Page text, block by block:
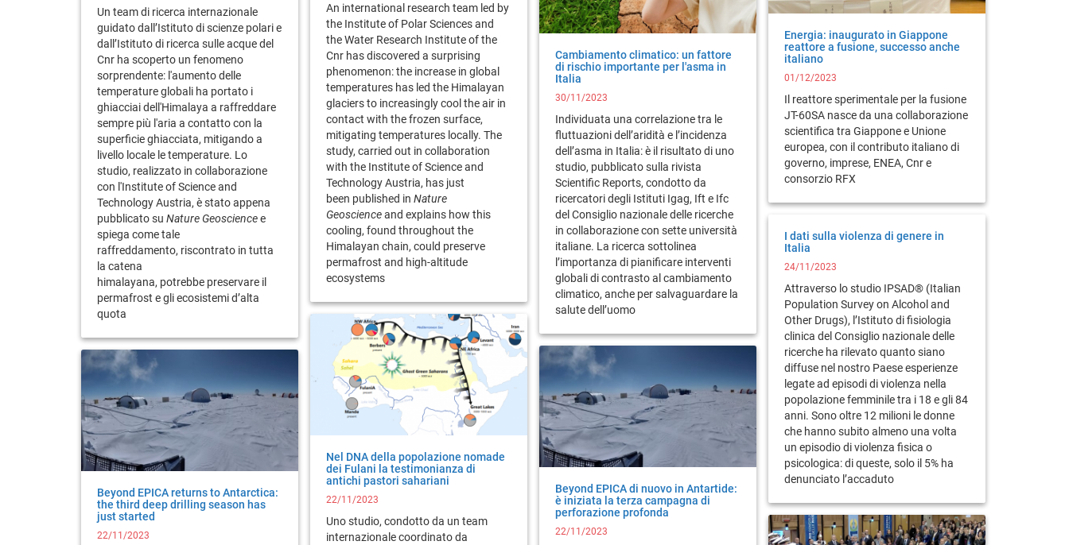
An international research team led by
the Institute of Polar Sciences and
the Water Research Institute of the
Cnr has discovered a surprising
phenomenon: the increase in global
temperatures has led the Himalayan
glaciers to increasingly cool the air in
contact with the frozen surface,
mitigating temperatures locally. The
study, carried out in collaboration
with the Institute of Science and
Technology Austria, has just
been published in Nature
Geoscienceand explains how this
cooling, found throughout the
Himalayan chain, could preserve
permafrost and high-altitude
ecosystems
Un team di ricerca internazionale
guidato dall’Istituto di scienze polari e
dall’Istituto di ricerca sulle acque del
Cnr ha scoperto un fenomeno
sorprendente: l'aumento delle
temperature globali ha portato i
ghiacciai dell'Himalaya a raffreddare
sempre più l'aria a contatto con la
superficie ghiacciata, mitigando a
livello locale le temperature. Lo
studio, realizzato in collaborazione
con l'Institute of Science and
Technology Austria, è stato appena
pubblicato su Nature Geosciencee
spiega come tale
raffreddamento, riscontrato in tutta
la catena
himalayana, potrebbe preservare il
permafrost e gli ecosistemi d’alta
quota
Energia: inaugurato in Giappone
reattore a fusione, successo anche
italiano
01/12/2023
Il reattore sperimentale per la fusione
JT-60SA nasce da una collaborazione
scientifica tra Giappone e Unione
europea, con il contributo italiano di
governo, imprese, ENEA, Cnr e
consorzio RFX
Cambiamento climatico: un fattore
di rischio importante per l'asma in
Italia
30/11/2023
Individuata una correlazione tra le
fluttuazioni dell’aridità e l’incidenza
dell’asma in Italia: è il risultato di uno
studio, pubblicato sulla rivista
Scientific Reports, condotto da
ricercatori degli Istituti Igag, Ift e Ifc
del Consiglio nazionale delle ricerche
in collaborazione con sette università
italiane. La ricerca sottolinea
l’importanza di pianificare interventi
globali di contrasto al cambiamento
climatico, anche per salvaguardare la
salute dell’uomo
I dati sulla violenza di genere in
Italia
24/11/2023
Attraverso lo studio IPSAD® (Italian
Population Survey on Alcohol and
Other Drugs), l’Istituto di fisiologia
clinica del Consiglio nazionale delle
ricerche ha rilevato quanto siano
diffuse nel nostro Paese esperienze
legate ad episodi di violenza nella
popolazione femminile tra i 18 e gli 84
anni. Sono oltre 12 milioni le donne
che hanno subito almeno una volta
un episodio di violenza fisica o
psicologica: di queste, solo il 5% ha
denunciato l’accaduto
Nel DNA della popolazione nomade
dei Fulani la testimonianza di
antichi pastori sahariani
22/11/2023
Uno studio, condotto da un team
internazionale coordinato da
Beyond EPICA di nuovo in Antartide:
è iniziata la terza campagna di
perforazione profonda
22/11/2023
Beyond EPICA returns to Antarctica:
the third deep drilling season has
just started
22/11/2023